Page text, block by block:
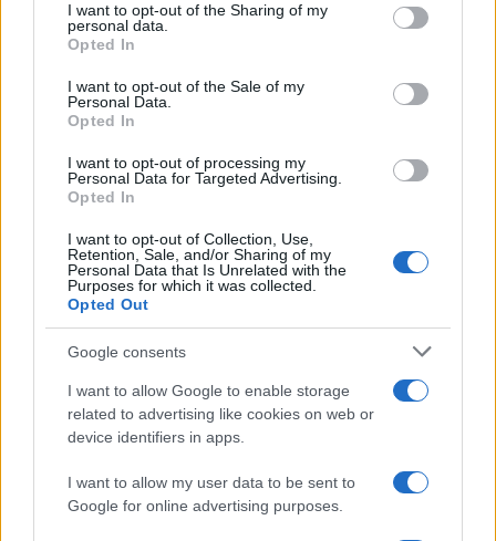
disclose it to other third parties.
Please note that this website/app uses one or more Google
services and may gather and store information including but
not limited to your visit or usage behaviour. You may click to
grant or deny consent to Google and its third-party tags to
consent section.
I want to opt-out of the Sharing of my
personal data.
Opted In
I want to opt-out of the Sale of my
Personal Data.
Opted In
I want to opt-out of processing my
Personal Data for Targeted Advertising.
Opted In
I want to opt-out of Collection, Use,
Retention, Sale, and/or Sharing of my
Personal Data that Is Unrelated with the
Purposes for which it was collected.
Opted Out
Google consents
I want to allow Google to enable storage
related to advertising like cookies on web or
device identifiers in apps.
I want to allow my user data to be sent to
Google for online advertising purposes.